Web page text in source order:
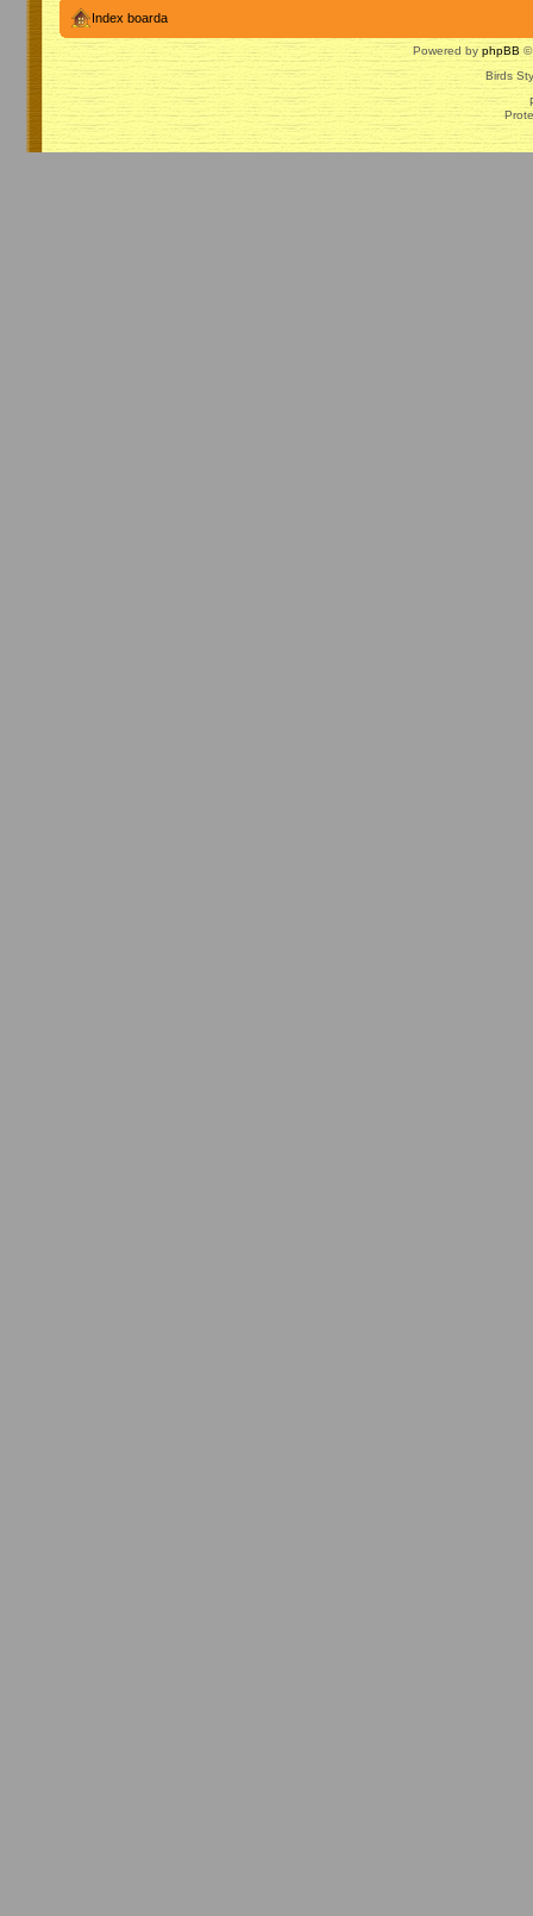
Index boarda
Powered by phpBB ©
Birds